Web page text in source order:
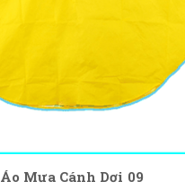
Áo Mưa Cánh Dơi 09